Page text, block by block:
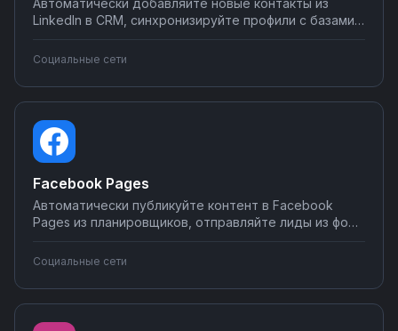
Автоматически добавляйте новые контакты из
LinkedIn в CRM, синхронизируйте профили с базами
несколько соцсетей. Настраивайте интеграции без
экономьте время на рутинных задачах.
Социальные сети
Facebook Pages
Автоматически публикуйте контент в Facebook
Pages из планировщиков, отправляйте лиды из форм
соцсети и мессенджеры. Обрабатывайте
Nodul — настройка за несколько минут без
программирования.
Социальные сети